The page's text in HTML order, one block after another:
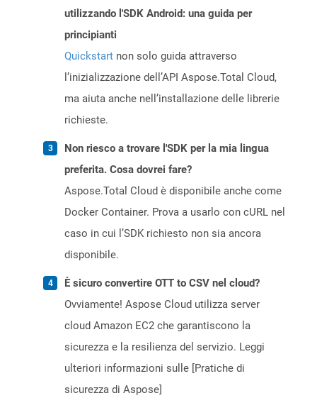
utilizzando l'SDK Android: una guida per
principianti
Quickstart non solo guida attraverso
l’inizializzazione dell’API Aspose.Total Cloud,
ma aiuta anche nell’installazione delle librerie
richieste.
Non riesco a trovare l'SDK per la mia lingua
preferita. Cosa dovrei fare?
Aspose.Total Cloud è disponibile anche come
Docker Container. Prova a usarlo con cURL nel
caso in cui l’SDK richiesto non sia ancora
disponibile.
È sicuro convertire OTT to CSV nel cloud?
Ovviamente! Aspose Cloud utilizza server
cloud Amazon EC2 che garantiscono la
sicurezza e la resilienza del servizio. Leggi
ulteriori informazioni sulle [Pratiche di
sicurezza di Aspose]